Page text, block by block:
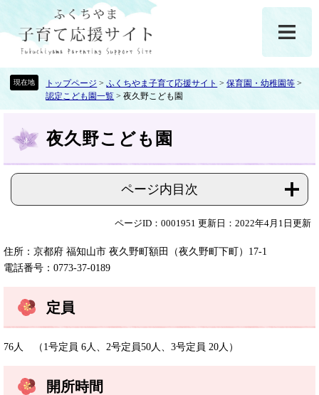
先
す
を
し
トップページ >ふくちやま子育て応援サイト >保育園・幼稚園等 >
認定こども園一覧 >夜久野こども園
文
夜久野こども園
ページ内目次
ページID：0001951 更新日：2022年4月1日更新
住所：京都府 福知山市 夜久野町額田（夜久野町下町）17-1
電話番号：0773-37-0189
定員
76人 （1号定員 6人、2号定員50人、3号定員 20人）
開所時間